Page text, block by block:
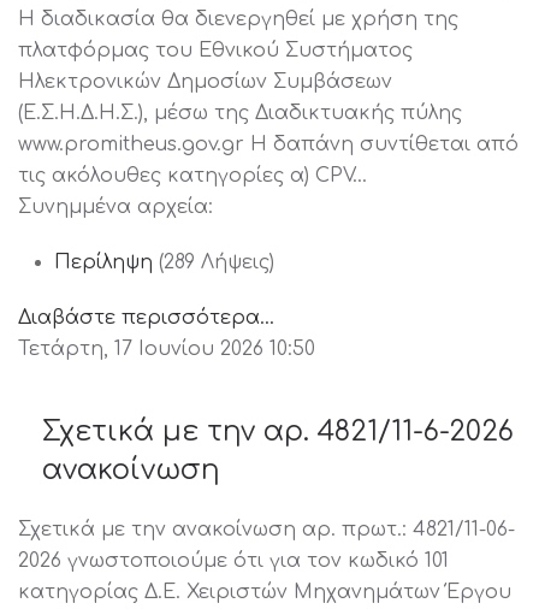
Η διαδικασία θα διενεργηθεί με χρήση της
πλατφόρμας του Εθνικού Συστήματος
Ηλεκτρονικών Δημοσίων Συμβάσεων
(Ε.Σ.Η.Δ.Η.Σ.), μέσω της Διαδικτυακής πύλης
www.promitheus.gov.gr Η δαπάνη συντίθεται από
τις ακόλουθες κατηγορίες α) CPV…
Συνημμένα αρχεία:
Περίληψη (289 Λήψεις)
Διαβάστε περισσότερα...
Τετάρτη, 17 Ιουνίου 2026 10:50
Σχετικά με την αρ. 4821/11-6-2026
ανακοίνωση
Σχετικά με την ανακοίνωση αρ. πρωτ.: 4821/11-06-
2026 γνωστοποιούμε ότι για τον κωδικό 101
κατηγορίας Δ.Ε. Χειριστών Μηχανημάτων Έργου